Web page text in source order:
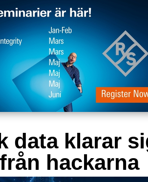
data klarar
hackarna